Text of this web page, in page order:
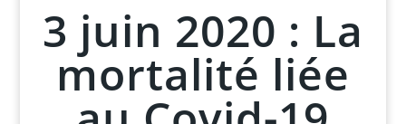
3 juin 2020 : La
mortalité liée